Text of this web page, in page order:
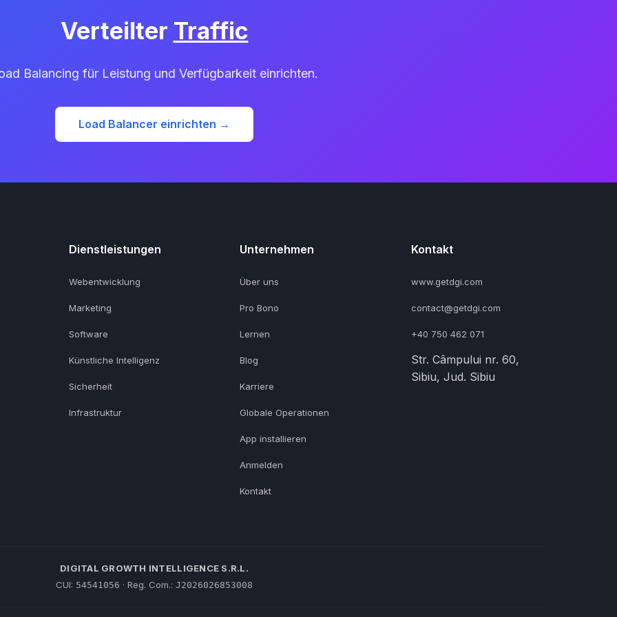
Verteilter Traffic
Balancing für Leistung und Verfügbarkeit einrichten.
Load Balancer einrichten →
Dienstleistungen
Webentwicklung
Marketing
Software
Künstliche Intelligenz
Sicherheit
Infrastruktur
Unternehmen
Über uns
Pro Bono
Lernen
Blog
Karriere
Globale Operationen
App installieren
Anmelden
Kontakt
Kontakt
www.getdgi.com
contact@getdgi.com
+40 750 462 071
Str. Câmpului nr. 60,
Sibiu, Jud. Sibiu
DIGITAL GROWTH INTELLIGENCE S.R.L.
CUI: 54541056 · Reg. Com.: J2026026853008